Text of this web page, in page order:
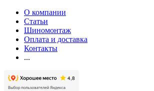
О компании
Статьи
Шиномонтаж
Оплата и доставка
Контакты
...